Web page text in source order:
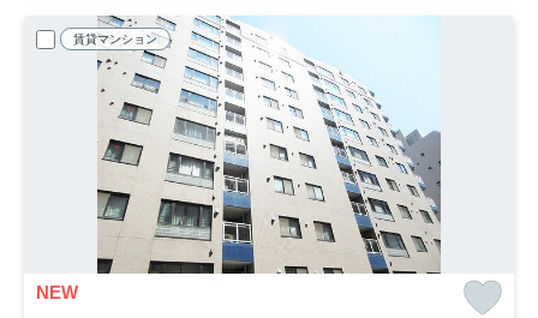
賃貸マンション
NEW